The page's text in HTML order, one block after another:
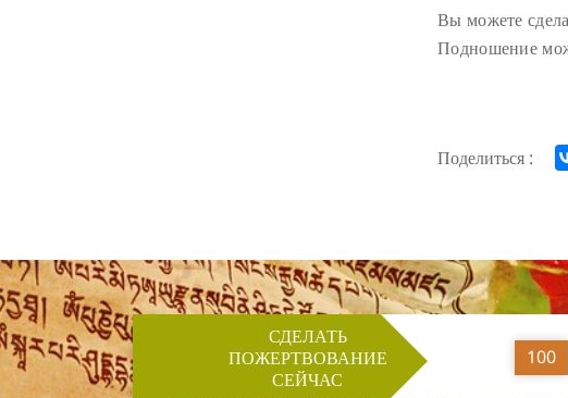
Вы можете
Подношение
Поделиться :
СДЕЛАТЬ
ПОЖЕРТВОВАНИЕ
СЕЙЧАС
100